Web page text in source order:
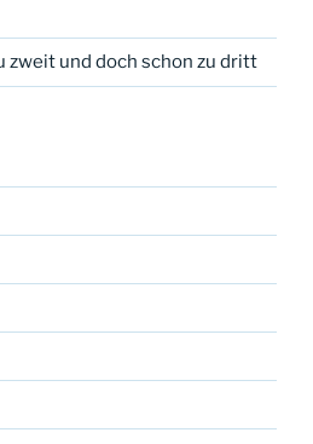
zweit und doch schon zu dritt